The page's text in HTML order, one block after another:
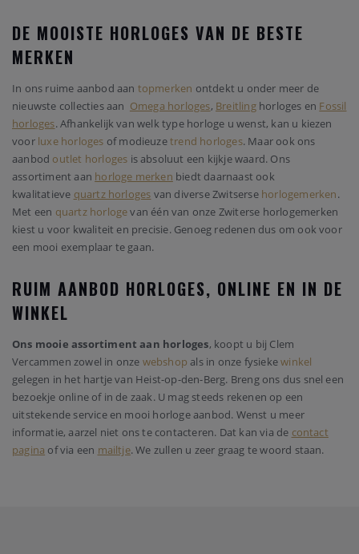
DE MOOISTE HORLOGES VAN DE BESTE
MERKEN
In ons ruime aanbod aan topmerken ontdekt u onder meer de
nieuwste collecties aan Omega horloges, Breitlinghorloges en Fossil
horloges. Afhankelijk van welk type horloge u wenst, kan u kiezen
voor luxe horloges of modieuzetrend horloges. Maar ook ons
aanbod outlet horloges is absoluut een kijkje waard. Ons
assortiment aan horloge merken biedt daarnaast ook
kwalitatieve quartz horloges van diverse Zwitserse horlogemerken.
Met een quartz horlogevan één van onze Zwiterse horlogemerken
kiest u voor kwaliteit en precisie. Genoeg redenen dus om ook voor
een mooi exemplaar te gaan.
RUIM AANBOD HORLOGES, ONLINE EN IN DE
WINKEL
Ons mooie assortiment aan horloges, koopt u bij Clem
Vercammen zowel in onze webshop als in onze fysiekewinkel
gelegen in het hartje van Heist-op-den-Berg. Breng ons dus snel een
bezoekje online of in de zaak. U mag steeds rekenen op een
uitstekende service en mooi horloge aanbod. Wenst u meer
informatie, aarzel niet ons te contacteren. Dat kan via de contact
pagina of via een mailtje. We zullen u zeer graag te woord staan.